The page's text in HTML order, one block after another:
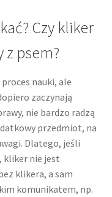
Czy kliker
z psem?
nauki, ale
zaczynają
nie bardzo radzą
przedmiot, na
Dlatego, jeśli
kliker nie jest
klikera, a sam
komunikatem, np.